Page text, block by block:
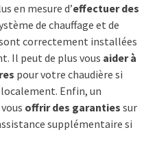
en mesure d’effectuer des
de chauffage et de
correctement installées
Il peut de plus vous aider à
pour votre chaudière si
Enfin, un
offrir des garanties sur
supplémentaire si